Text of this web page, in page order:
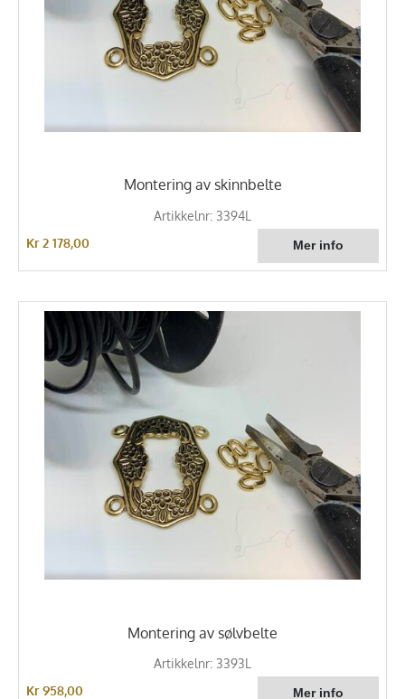
Montering av skinnbelte
Artikkelnr: 3394L
Kr 2 178,00
Montering av sølvbelte
Artikkelnr: 3393L
Kr 958,00